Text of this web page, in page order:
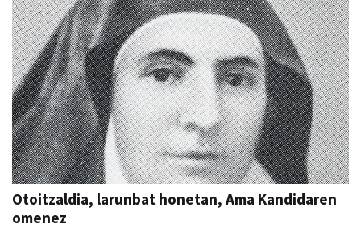
Otoitzaldia, larunbat honetan, Ama Kandidaren
omenez